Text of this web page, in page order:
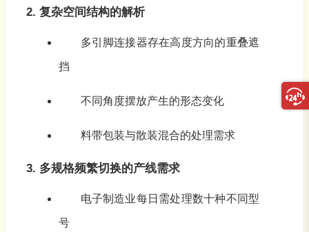
2. 复杂空间结构的解析
多引脚连接器存在高度方向的重叠遮
挡
不同角度摆放产生的形态变化
料带包装与散装混合的处理需求
3. 多规格频繁切换的产线需求
电子制造业每日需处理数十种不同型
号